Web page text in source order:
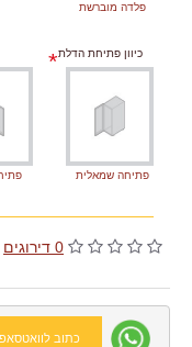
0 דירוגים
פלדה מוברשת
כיוון פתיחת הדלת
פתיחה שמאלית
כתוב לוואטסאפ